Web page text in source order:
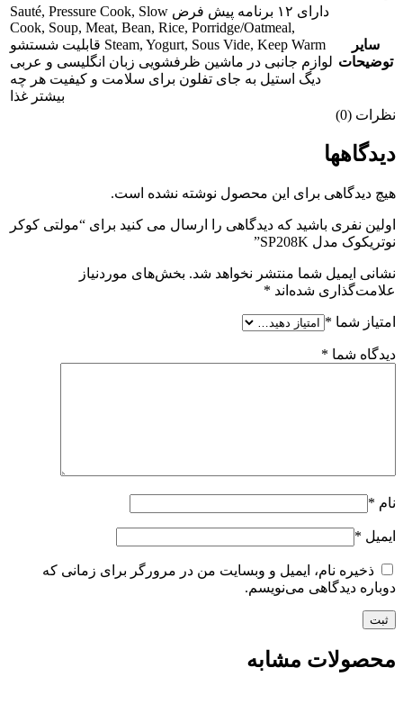
سایر
توضیحات
دارای ۱۲ برنامه پیش فرض Sauté, Pressure Cook, Slow
Cook, Soup, Meat, Bean, Rice, Porridge/Oatmeal,
Steam, Yogurt, Sous Vide, Keep Warm قابلیت شستشو
لوازم جانبی در ماشین ظرفشویی زبان انگلیسی و عربی
دیگ استیل به جای تفلون برای سلامت و کیفیت هر چه
بیشتر غذا
نظرات (0)
دیدگاهها
هیچ دیدگاهی برای این محصول نوشته نشده است.
اولین نفری باشید که دیدگاهی را ارسال می کنید برای “مولتی کوکر
نوتریکوک مدل SP208K”
نشانی ایمیل شما منتشر نخواهد شد. بخش‌های موردنیاز
علامت‌گذاری شده‌اند *
امتیاز شما *
دیدگاه شما *
نام *
ایمیل *
ذخیره نام، ایمیل و وبسایت من در مرورگر برای زمانی که
دوباره دیدگاهی می‌نویسم.
محصولات مشابه